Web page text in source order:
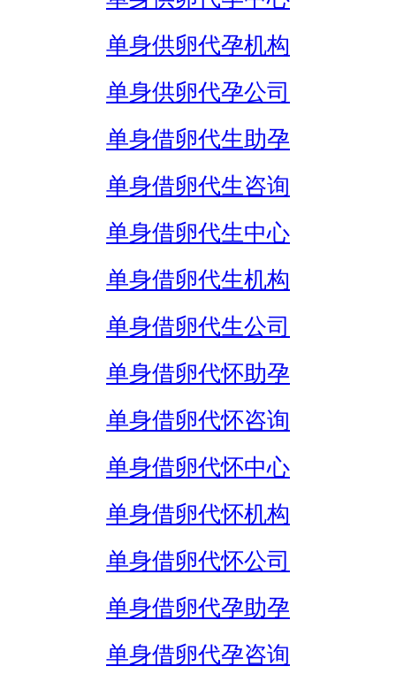
单身供卵代孕机构
单身供卵代孕公司
单身借卵代生助孕
单身借卵代生咨询
单身借卵代生中心
单身借卵代生机构
单身借卵代生公司
单身借卵代怀助孕
单身借卵代怀咨询
单身借卵代怀中心
单身借卵代怀机构
单身借卵代怀公司
单身借卵代孕助孕
单身借卵代孕咨询